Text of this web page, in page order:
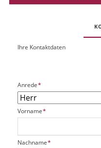
O
k
P
t
z
UIhre Kontaktdaten
P
f
l
i
t
Anrede*
P
f
i
Vorname*
P
Nachname*